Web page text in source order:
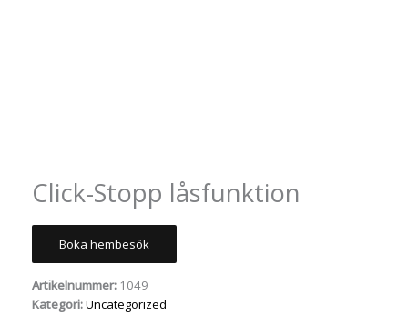
Click-Stopp låsfunktion
Boka hembesök
Artikelnummer: 1049
Kategori:Uncategorized